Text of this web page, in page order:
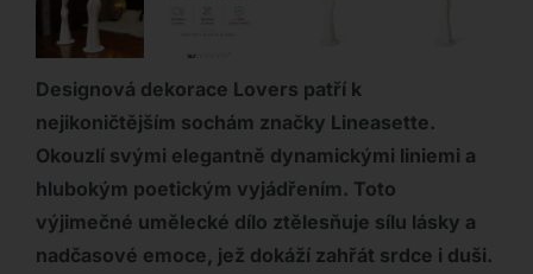
Designová dekorace Lovers patří k
nejikoničtějším sochám značky Lineasette.
Okouzlí svými elegantně dynamickými liniemi a
hlubokým poetickým vyjádřením. Toto
výjimečné umělecké dílo ztělesňuje sílu lásky a
nadčasové emoce, jež dokáží zahřát srdce i duši.